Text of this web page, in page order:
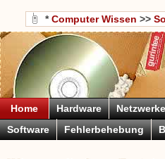
*Computer Wissen >>
Home Hardware Netzwerke
Software
Fehlerbehebung